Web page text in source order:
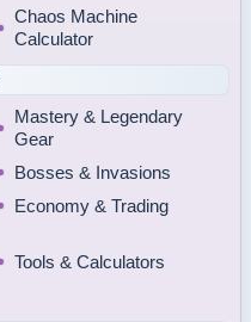
Chaos Machine
Calculator
Mastery & Legendary
Gear
Bosses & Invasions
Economy & Trading
Tools & Calculators